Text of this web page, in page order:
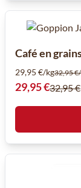
Café en
29,95 €/kg32,95
Prix spécial
29,95 €32,95 €